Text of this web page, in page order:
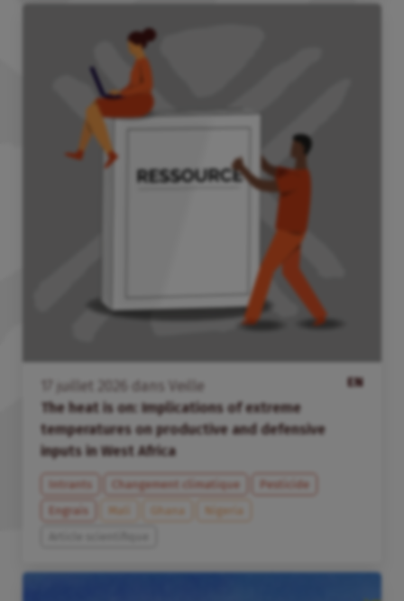
EN
juillet dans
Veille
The heat is on: Implications of extreme
temperatures on productive and defensive
inputs in West Africa
Intrants Changement climatique
Pesticide
Engrais
Mali Ghana
Nigeria